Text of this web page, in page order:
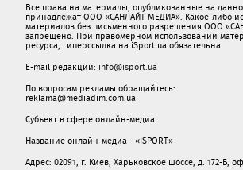
Все права на материалы, опубликованные на
принадлежат ООО «САНЛАЙТ МЕДИА». Какое-либо
материалов без письменного разрешения ООО
запрещено. При правомерном использовании
ресурса, гиперссылка на iSport.ua обязательна.
E-mail редакции: info@isport.ua
По вопросам рекламы обращайтесь:
reklama@mediadim.com.ua
Субъект в сфере онлайн-медиа
Название онлайн-медиа - «ISPORT»
Адрес: 02091, г. Киев, Харьковское шоссе, д. 172-Б,